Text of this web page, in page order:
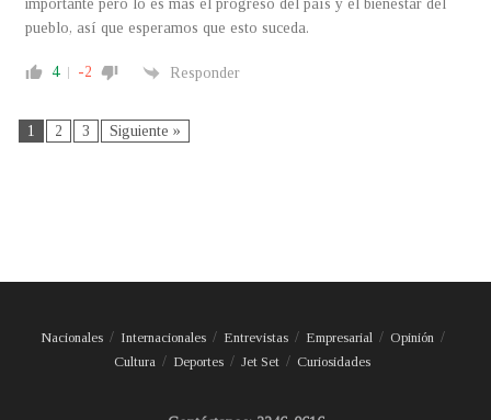
importante pero lo es más el progreso del país y el bienestar del
pueblo, así que esperamos que esto suceda.
4 -2 Responder
1 2 3 Siguiente »
Nacionales Internacionales Entrevistas Empresarial
Opinión
Cultura
Deportes Jet Set Curiosidades